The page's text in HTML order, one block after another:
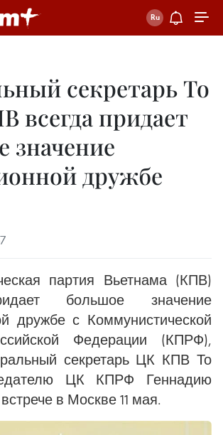
секретарь То
всегда придает
значение
дружбе
партия Вьетнама (КПВ)
большое значение
дружбе с Коммунистической
Федерации (КПРФ),
секретарь ЦК КПВ То
ЦК КПРФ Геннадию
в Москве 11 мая.